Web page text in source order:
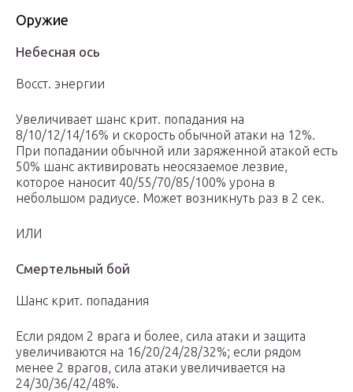
Оружие
Небесная ось
Восст. энергии
Увеличивает шанс крит. попадания на
8/10/12/14/16% и скорость обычной атаки на 12%.
При попадании обычной или заряженной атакой есть
50% шанс активировать неосязаемое лезвие,
которое наносит 40/55/70/85/100% урона в
небольшом радиусе. Может возникнуть раз в 2 сек.
ИЛИ
Смертельный бой
Шанс крит. попадания
Если рядом 2 врага и более, сила атаки и защита
увеличиваются на 16/20/24/28/32%; если рядом
менее 2 врагов, сила атаки увеличивается на
24/30/36/42/48%.